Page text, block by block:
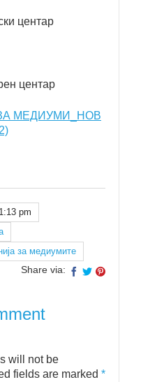
центар
центар
МЕДИУМИ_НОВ
pm
за медиумите
Share via:
will not be
fields are marked *